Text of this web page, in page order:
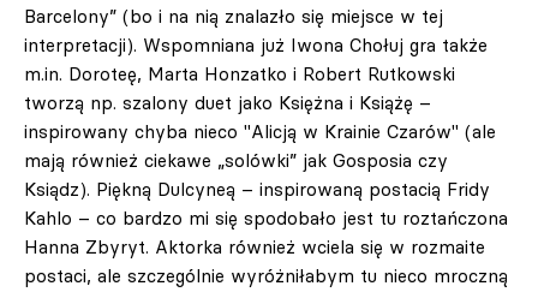
Barcelony” (bo i na nią znalazło się miejsce w tej
interpretacji). Wspomniana już Iwona Chołuj gra także
m.in. Doroteę, Marta Honzatko i Robert Rutkowski
tworzą np. szalony duet jako Księżna i Książę –
inspirowany chyba nieco "Alicją w Krainie Czarów" (ale
mają również ciekawe „solówki” jak Gosposia czy
Ksiądz). Piękną Dulcyneą – inspirowaną postacią Fridy
Kahlo – co bardzo mi się spodobało jest tu roztańczona
Hanna Zbyryt. Aktorka również wciela się w rozmaite
postaci, ale szczególnie wyróżniłabym tu nieco mroczną